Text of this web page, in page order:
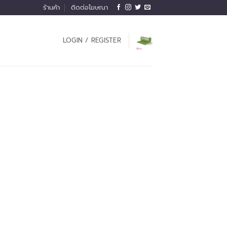
ร้านค้า ติดต่อโฆษณา
LOGIN / REGISTER